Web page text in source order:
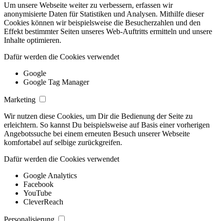
Um unsere Webseite weiter zu verbessern, erfassen wir
anonymisierte Daten für Statistiken und Analysen. Mithilfe dieser
Cookies können wir beispielsweise die Besucherzahlen und den
Effekt bestimmter Seiten unseres Web-Auftritts ermitteln und unsere
Inhalte optimieren.
Dafür werden die Cookies verwendet
Google
Google Tag Manager
Marketing
Wir nutzen diese Cookies, um Dir die Bedienung der Seite zu
erleichtern. So kannst Du beispielsweise auf Basis einer vorherigen
Angebotssuche bei einem erneuten Besuch unserer Webseite
komfortabel auf selbige zurückgreifen.
Dafür werden die Cookies verwendet
Google Analytics
Facebook
YouTube
CleverReach
Personalisierung